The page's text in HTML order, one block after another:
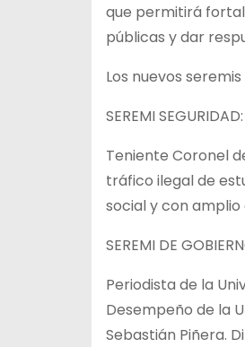
que permitirá
públicas y dar
Los nuevos
SEREMI
Teniente Coronel
tráfico ilegal de
social y con
SEREMI DE
Periodista de la
Desempeño de la
Sebastián Piñera.